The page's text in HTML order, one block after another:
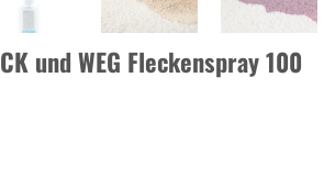
und WEG Fleckenspray 100